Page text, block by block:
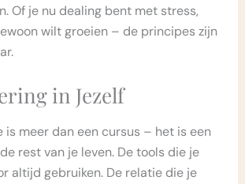
Of je nu dealing bent met stress,
wilt groeien – de principes zijn
in Jezelf
is meer dan een cursus – het is een
rest van je leven. De tools die je
altijd gebruiken. De relatie die je